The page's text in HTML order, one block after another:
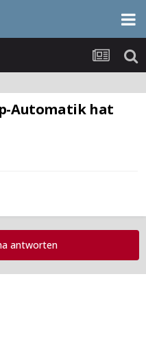
Automatik hat
antworten